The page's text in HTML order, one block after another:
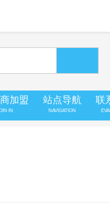
加盟
IN
站点导航
NAVIGATION
联